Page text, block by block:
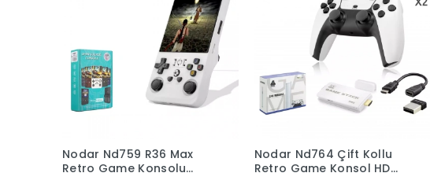
Nodar Nd759 R36 Max
Retro Game Konsolu
Nodar Nd764 Çift Kollu
Retro Game Konsol HDMI